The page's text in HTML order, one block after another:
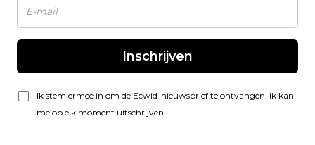
Inschrijven
Ik stem ermee in om de Ecwid-nieuwsbrief te ontvangen. Ik kan
me op elk moment uitschrijven.